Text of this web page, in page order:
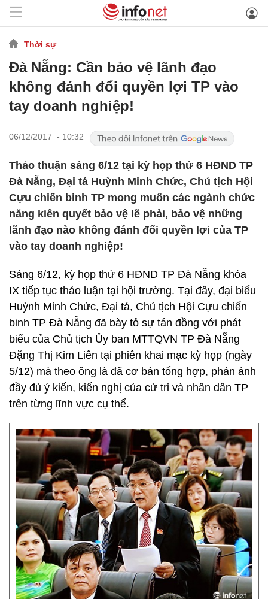
Thời sự
Đà Nẵng: Cần bảo vệ lãnh đạo
không đánh đổi quyền lợi TP vào
tay doanh nghiệp!
06/12/2017 - 10:32
Thảo thuận sáng 6/12 tại kỳ họp thứ 6 HĐND TP
Đà Nẵng, Đại tá Huỳnh Minh Chức, Chủ tịch Hội
Cựu chiến binh TP mong muốn các ngành chức
năng kiên quyết bảo vệ lẽ phải, bảo vệ những
lãnh đạo nào không đánh đổi quyền lợi của TP
vào tay doanh nghiệp!
Sáng 6/12, kỳ họp thứ 6 HĐND TP Đà Nẵng khóa
IX tiếp tục thảo luận tại hội trường. Tại đây, đại biểu
Huỳnh Minh Chức, Đại tá, Chủ tịch Hội Cựu chiến
binh TP Đà Nẵng đã bày tỏ sự tán đồng với phát
biểu của Chủ tịch Ủy ban MTTQVN TP Đà Nẵng
Đặng Thị Kim Liên tại phiên khai mạc kỳ họp (ngày
5/12) mà theo ông là đã cơ bản tổng hợp, phản ánh
đầy đủ ý kiến, kiến nghị của cử tri và nhân dân TP
trên từng lĩnh vực cụ thể.